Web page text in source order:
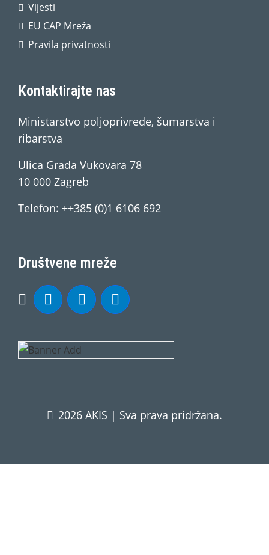
Vijesti
EU CAP Mreža
Pravila privatnosti
Kontaktirajte nas
Ministarstvo poljoprivrede, šumarstva i
ribarstva
Ulica Grada Vukovara 78
10 000 Zagreb
Telefon: ++385 (0)1 6106 692
Društvene mreže
2026 AKIS | Sva prava pridržana.